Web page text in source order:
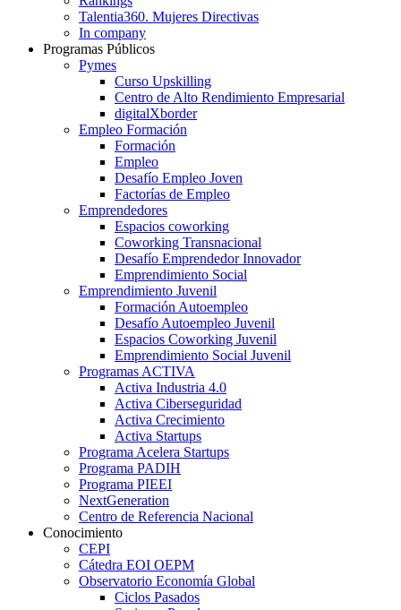
Talentia360. Mujeres Directivas
In company
Programas Públicos
Pymes
Curso Upskilling
Centro de Alto Rendimiento Empresarial
digitalXborder
Empleo Formación
Formación
Empleo
Desafío Empleo Joven
Factorías de Empleo
Emprendedores
Espacios coworking
Coworking Transnacional
Desafío Emprendedor Innovador
Emprendimiento Social
Emprendimiento Juvenil
Formación Autoempleo
Desafío Autoempleo Juvenil
Espacios Coworking Juvenil
Emprendimiento Social Juvenil
Programas ACTIVA
Activa Industria 4.0
Activa Ciberseguridad
Activa Crecimiento
Activa Startups
Programa Acelera Startups
Programa PADIH
Programa PIEEI
NextGeneration
Centro de Referencia Nacional
Conocimiento
CEPI
Cátedra EOI OEPM
Observatorio Economía Global
Ciclos Pasados